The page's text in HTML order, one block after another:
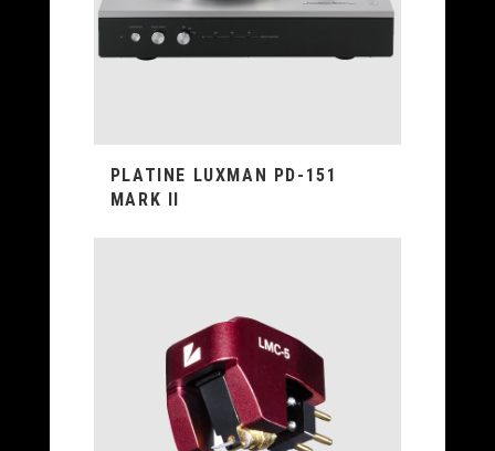
PLATINE LUXMAN PD-151
MARK II